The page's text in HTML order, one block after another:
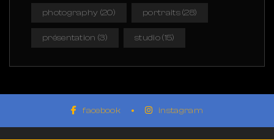
photography (20) portraits(28)
présentation (3) studio(15)
facebook instagram